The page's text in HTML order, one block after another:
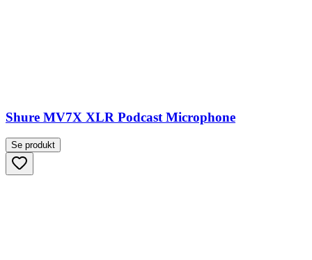
Shure MV7X XLR Podcast Microphone
Se produkt